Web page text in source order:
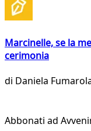
Marcinelle, se la
cerimonia
di Daniela
Abbonati ad